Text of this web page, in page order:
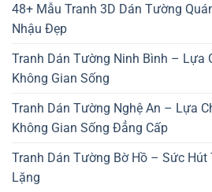
48+ Mẫu Tranh 3D Dán Tường
Nhậu Đẹp
Tranh Dán Tường Ninh Bình – Lựa
Không Gian Sống
Tranh Dán Tường Nghệ An – Lựa
Không Gian Sống Đẳng Cấp
Tranh Dán Tường Bờ Hồ – Sức
Lặng